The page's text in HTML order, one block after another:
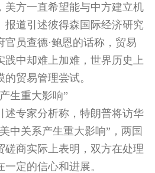
美方一直希望能与中方建立机
报道引述彼得森国际经济研究
官员查德·鲍恩的话称，贸易
践中却难上加难，世界历史上
贸易管理尝试。
生重大影响”
述专家分析称，特朗普将访华
中关系产生重大影响”，两国
磋商实际上表明，双方在处理
定的信心和进展。